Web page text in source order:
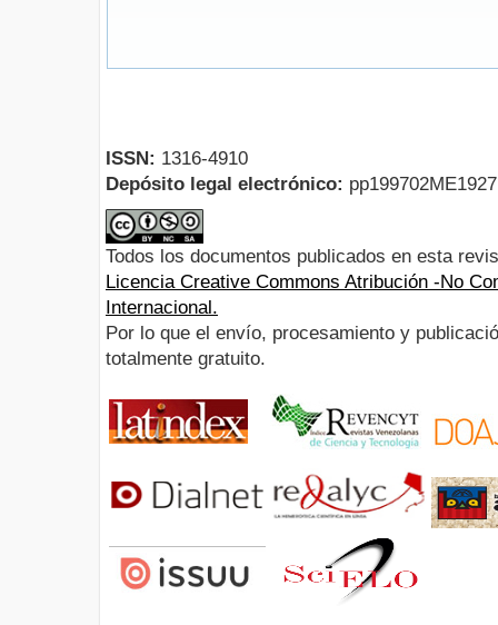
ISSN: 1316-4910
Depósito legal electrónico:
Todos los documentos publicados en esta
Licencia Creative Commons Atribución -No
Internacional.
Por lo que el envío, procesamiento y
totalmente gratuito.